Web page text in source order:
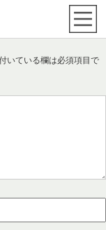
いている欄は必須項目で